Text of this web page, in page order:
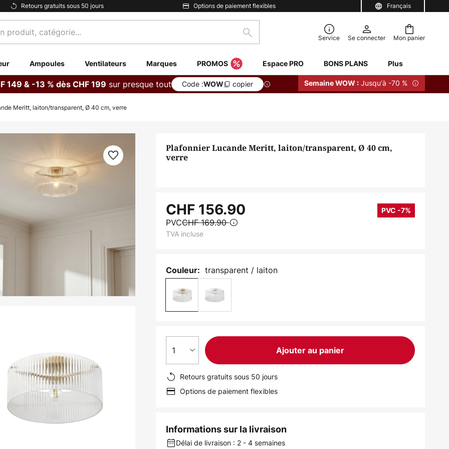
Français
Retours gratuits sous 50 jours Options de paiement flexibles
Mon panier
Rechercher Service Se connecter
Ampoules Ventilateurs Marques PROMOS Espace PRO BONS PLANS Plus
149 & -13 % dès CHF 199 sur presque tout Code :WOW copier Semaine WOW : Jusqu'à -70 %
Meritt, laiton/transparent, Ø 40 cm, verre
Plafonnier Lucande Meritt, laiton/transparent, Ø 40 cm,
verre
CHF 156.90 PVC -7%
PVCCHF 169.90
TVA incluse
Couleur: transparent / laiton
1 Ajouter au panier
Retours gratuits sous 50 jours
Options de paiement flexibles
Informations sur la livraison
Délai de livraison : 2 - 4 semaines